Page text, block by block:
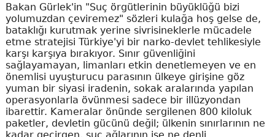
Bakan Gürlek'in "Suç örgütlerinin büyüklüğü bizi
yolumuzdan çeviremez" sözleri kulağa hoş gelse de,
bataklığı kurutmak yerine sivrisineklerle mücadele
etme stratejisi Türkiye'yi bir narko-devlet tehlikesiyle
karşı karşıya bırakıyor. Sınır güvenliğini
sağlayamayan, limanları etkin denetlemeyen ve en
önemlisi uyuşturucu parasının ülkeye girişine göz
yuman bir siyasi iradenin, sokak aralarında yapılan
operasyonlarla övünmesi sadece bir illüzyondan
ibarettir. Kameralar önünde sergilenen 800 kiloluk
paketler, devletin gücünü değil; ülkenin sınırlarının ne